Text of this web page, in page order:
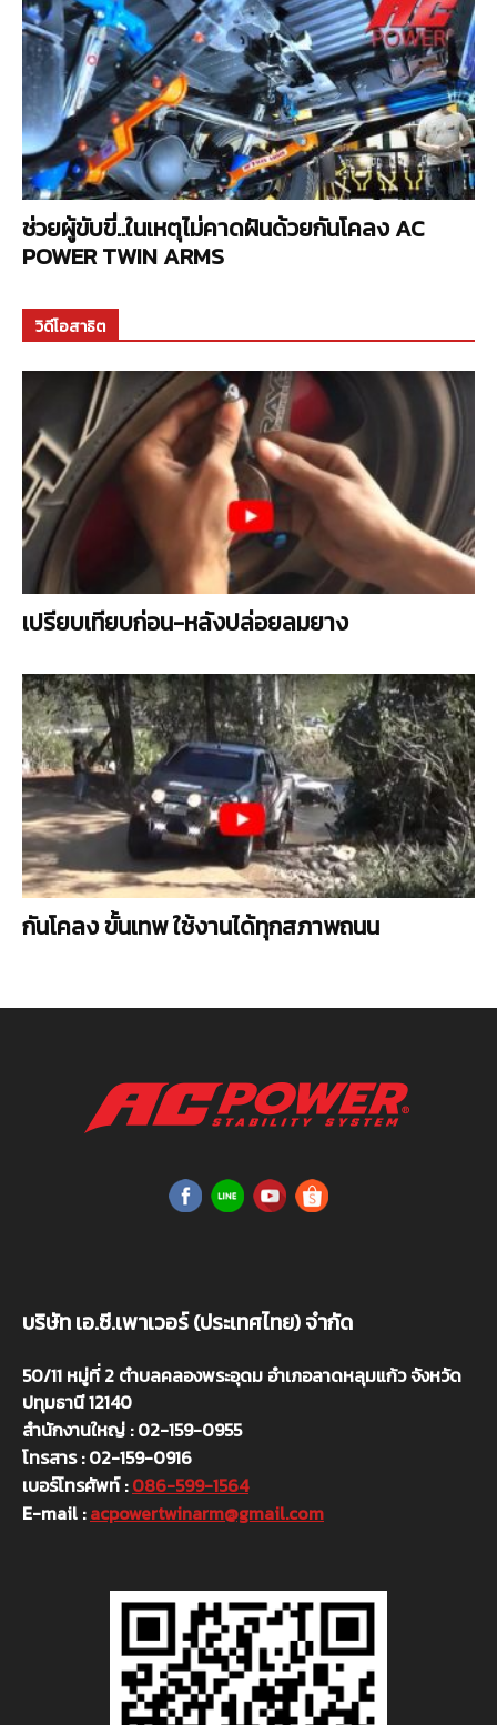
ช่วยผู้ขับขี่..ในเหตุไม่คาดฝันด้วยกันโคลง AC
POWER TWIN ARMS
วิดีโอสาธิต
เปรียบเทียบก่อน-หลังปล่อยลมยาง
กันโคลง ขั้นเทพ ใช้งานได้ทุกสภาพถนน
บริษัท เอ.ซี.เพาเวอร์ (ประเทศไทย) จำกัด
50/11 หมู่ที่ 2 ตำบลคลองพระอุดม อำเภอลาดหลุมแก้ว จังหวัด
ปทุมธานี 12140
สำนักงานใหญ่ : 02-159-0955
โทรสาร : 02-159-0916
เบอร์โทรศัพท์ :086-599-1564
E-mail :acpowertwinarm@gmail.com